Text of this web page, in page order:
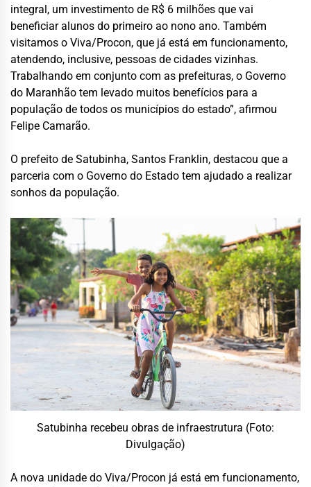
integral, um investimento de R$ 6 milhões que vai
beneficiar alunos do primeiro ao nono ano. Também
visitamos o Viva/Procon, que já está em funcionamento,
atendendo, inclusive, pessoas de cidades vizinhas.
Trabalhando em conjunto com as prefeituras, o Governo
do Maranhão tem levado muitos benefícios para a
população de todos os municípios do estado”, afirmou
Felipe Camarão.
O prefeito de Satubinha, Santos Franklin, destacou que a
parceria com o Governo do Estado tem ajudado a realizar
sonhos da população.
Satubinha recebeu obras de infraestrutura (Foto:
Divulgação)
A nova unidade do Viva/Procon já está em funcionamento,